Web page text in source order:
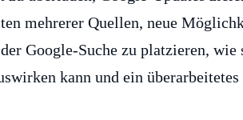
mehrerer Quellen, neue
Google-Suche zu platzieren,
kann und ein